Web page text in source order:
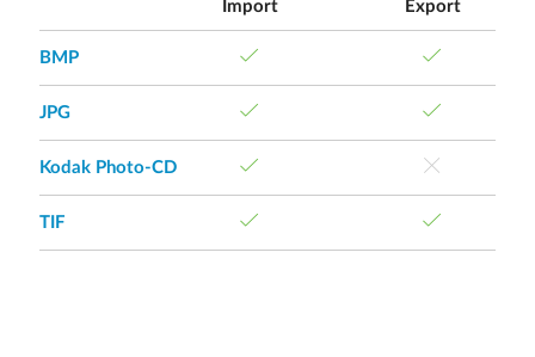
Import Export
BMP
JPG
Kodak Photo-CD
TIF